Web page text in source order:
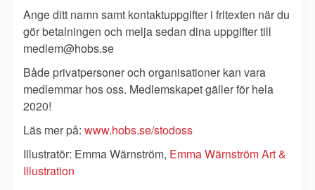
Ange ditt namn samt kontaktuppgifter i fritexten när du
gör betalningen och melja sedan dina uppgifter till
medlem@hobs.se
Både privatpersoner och organisationer kan vara
medlemmar hos oss. Medlemskapet gäller för hela
2020!
Läs mer på: www.hobs.se/stodoss
Illustratör: Emma Wärnström, Emma Wärnström Art &
Illustration